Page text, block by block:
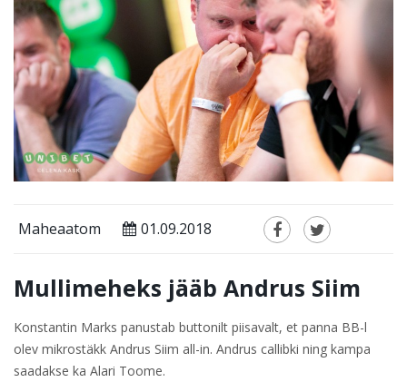
Maheaatom 01.09.2018
Mullimeheks jääb Andrus Siim
Konstantin Marks panustab buttonilt piisavalt, et panna BB-l
olev mikrostäkk Andrus Siim all-in. Andrus callibki ning kampa
saadakse ka Alari Toome.